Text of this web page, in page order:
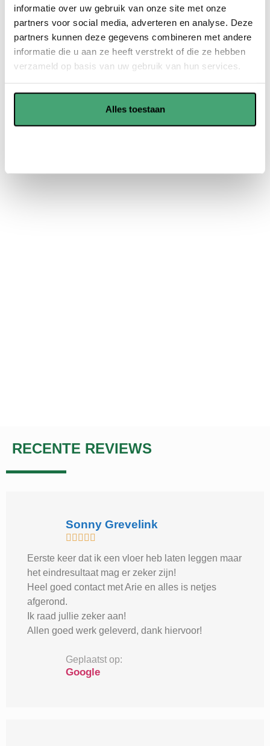
informatie over uw gebruik van onze site met onze
partners voor social media, adverteren en analyse. Deze
partners kunnen deze gegevens combineren met andere
informatie die u aan ze heeft verstrekt of die ze hebben
verzameld op basis van uw gebruik van hun services.
Alles toestaan
nog jaren mee en spaart u veel geld uit in de toekomst.
PVC vloeren zijn onderhoudsvriendelijk en kunnen goed
tegen vocht, dus is voor verschillende ruimtes geschikt.
Offerte aanvragen
RECENTE REVIEWS
Sonny Grevelink
    
Eerste keer dat ik een vloer heb laten leggen maar
het eindresultaat mag er zeker zijn!
Heel goed contact met Arie en alles is netjes
afgerond.
Ik raad jullie zeker aan!
Allen goed werk geleverd, dank hiervoor!
Geplaatst op:
Google